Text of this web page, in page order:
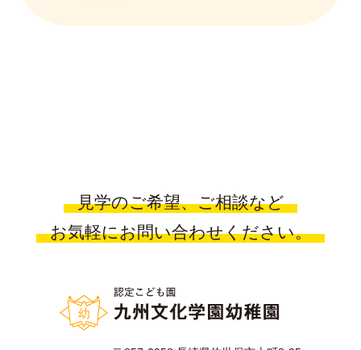
児文化センター（課外教室）や預かり保育も
見学のご希望、ご相談など
お気軽にお問い合わせください。